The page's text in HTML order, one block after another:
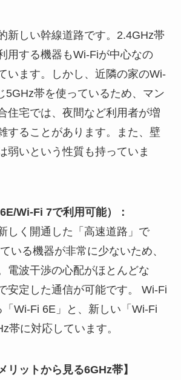
新しい幹線道路です。2.4GHz帯
用する機器もWi-Fiが中心なの
います。しかし、近隣の家のWi-
5GHz帯を使っているため、マン
住宅では、夜間など利用者が増
することがあります。また、壁
弱いという性質も持っていま
Wi-Fi 7で利用可能）：
しく開通した「高速道路」で
いる機器が非常に少ないため、
電波干渉の心配がほとんどな
安定した通信が可能です。 Wi-Fi
Wi-Fi 6E」と、新しい「Wi-Fi
帯に対応しています。
リットから見る6GHz帯】